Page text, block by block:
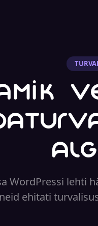
WordPressi lehti
ehitati